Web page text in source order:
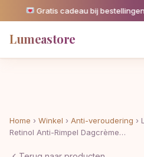
Gratis cadeau bij bestellingen
Lumeastore
Home › Winkel › Anti-veroudering ›
Retinol Anti-Rimpel Dagcrème…